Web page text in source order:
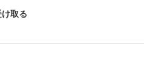
取る